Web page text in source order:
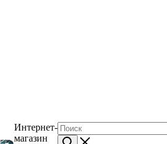
Интернет-
магазин